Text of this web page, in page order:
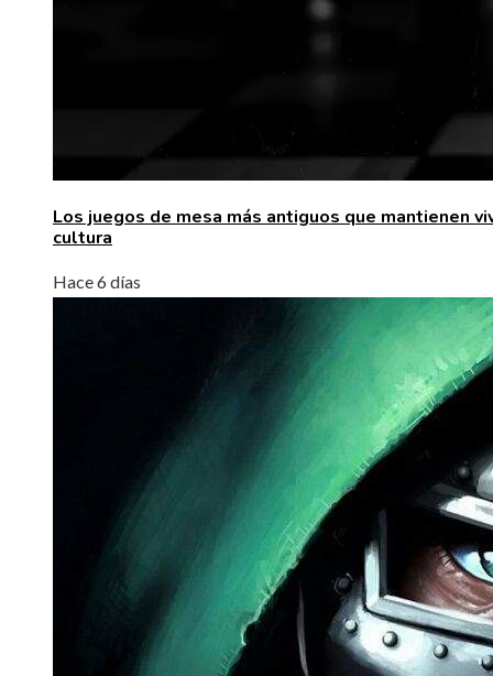
Los juegos de mesa más antiguos que mantienen
cultura
Hace 6 días